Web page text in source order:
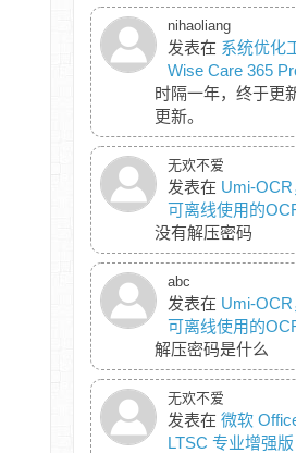
nihaoliang
发表在 系统优化
Wise Care 365
时隔一年，终于更
更新。
无欢不爱
发表在 Umi-OCR
可离线使用的
没有解压密码
abc
发表在 Umi-OCR
可离线使用的
解压密码是什么
无欢不爱
发表在 微软
LTSC 专业增强